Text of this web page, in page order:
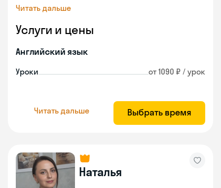
Читать дальше
Услуги и цены
Английский язык
Уроки от 1090 ₽ / урок
Читать дальше Выбрать время
Наталья